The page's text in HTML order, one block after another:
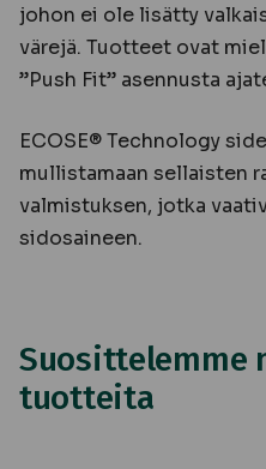
johon ei ole lisätty
värejä. Tuotteet ovat
”Push Fit” asennusta
ECOSE® Technology
mullistamaan sellaisten
valmistuksen, jotka
sidosaineen.
Suosittelemme
tuotteita